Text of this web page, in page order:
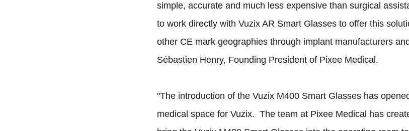
simple, accurate and much less expensive than surgical
to work directly with Vuzix AR Smart Glasses to offer this
other CE mark geographies through implant manufacturers
Sébastien Henry, Founding President of Pixee Medical.
"The introduction of the Vuzix M400 Smart Glasses has
medical space for Vuzix. The team at Pixee Medical has